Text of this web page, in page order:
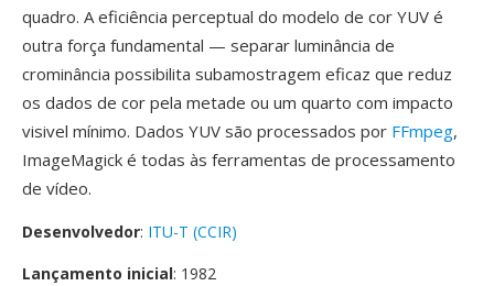
quadro. A eficiência perceptual do modelo de cor YUV é
outra força fundamental — separar luminância de
crominância possibilita subamostragem eficaz que reduz
os dados de cor pela metade ou um quarto com impacto
visivel mínimo. Dados YUV são processados por FFmpeg,
ImageMagick é todas às ferramentas de processamento
de vídeo.
Desenvolvedor: ITU-T (CCIR)
Lançamento inicial: 1982